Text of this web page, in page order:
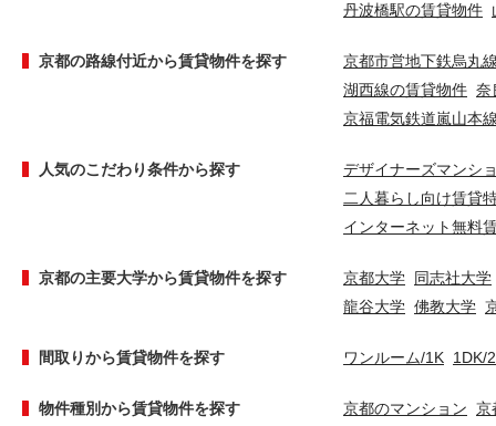
丹波橋駅の賃貸物件
京都の路線付近から賃貸物件を探す
京都市営地下鉄烏丸
湖西線の賃貸物件 奈
京福電気鉄道嵐山本
人気のこだわり条件から探す
デザイナーズマンシ
二人暮らし向け賃貸
インターネット無料
京都の主要大学から賃貸物件を探す 京都大学 同志社大学
龍谷大学 佛教大学
間取りから賃貸物件を探す ワンルーム/1K 1DK/
物件種別から賃貸物件を探す 京都のマンション 京